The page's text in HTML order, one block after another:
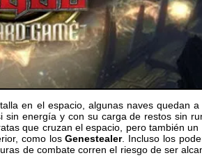
en el espacio, algunas naves quedan
sin energía y con su carga de restos sin
que cruzan el espacio, pero también
como losGenestealer. Incluso los
de combate corren el riesgo de ser